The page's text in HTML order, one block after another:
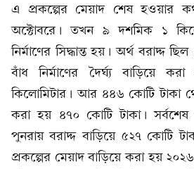
এ প্রকল্পের মেয়াদ শেষ হওয়ার
অক্টোবরে। তখন ৯ দশমিক ১
নির্মাণের সিদ্ধান্ত হয়। অর্থ বরাদ্দ
বাঁধ নির্মাণের দৈর্ঘ্য বাড়িয়ে
কিলোমিটার। আর ৪৪৬ কোটি টাকা
করা হয় ৪৭০ কোটি টাকা। সর্বশেষ
পুনরায় বরাদ্দ বাড়িয়ে ৫২৭ কোটি
প্রকল্পের মেয়াদ বাড়িয়ে করা হয় ২০২৬